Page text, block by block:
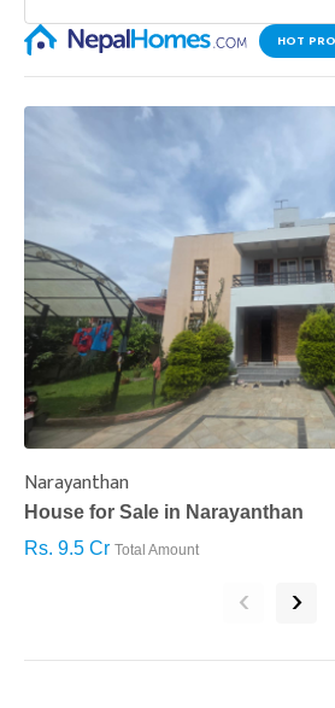
HOT
Narayanthan
House for Sale in Narayanthan
Rs. 9.5 Cr Total Amount
‹ ›